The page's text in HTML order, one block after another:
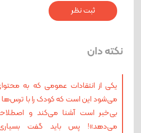
نکته دان
یکی از انتقادات عمومی که به
می‌شود این است که کودک را با ترس‌ها
بی‌خبر است آشنا می‌کند و
می‌دهد»! پس باید گفت